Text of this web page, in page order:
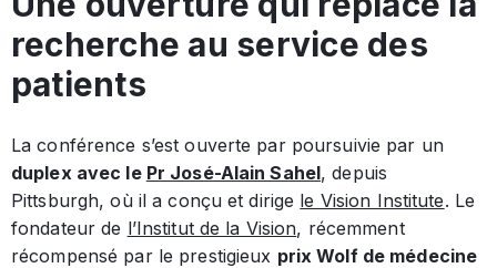
recherche au service des
patients
La conférence s’est ouverte par poursuivie par un
duplex avec le Pr José-Alain Sahel, depuis
Pittsburgh, où il a conçu et dirige le Vision Institute. Le
fondateur de l’Institut de la Vision, récemment
récompensé par le prestigieux prix Wolf de médecine